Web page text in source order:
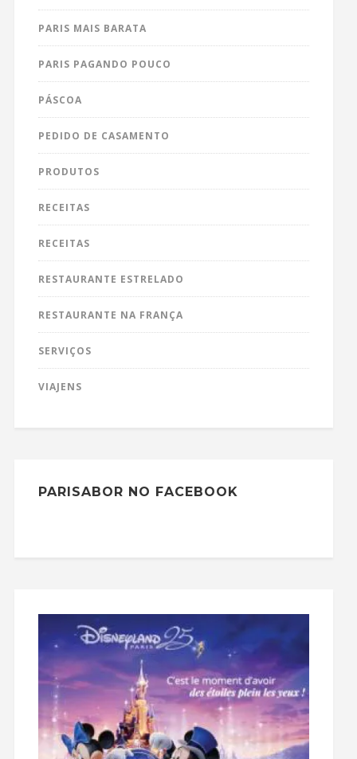
PARIS MAIS BARATA
PARIS PAGANDO POUCO
PÁSCOA
PEDIDO DE CASAMENTO
PRODUTOS
RECEITAS
RECEITAS
RESTAURANTE ESTRELADO
RESTAURANTE NA FRANÇA
SERVIÇOS
VIAJENS
PARISABOR NO FACEBOOK